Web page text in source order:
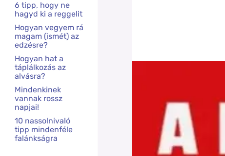
6 tipp, hogy ne
hagyd ki a reggelit
Hogyan vegyem rá
magam (ismét) az
edzésre?
Hogyan hat a
táplálkozás az
alvásra?
Mindenkinek
vannak rossz
napjai!
10 nassolnivaló
tipp mindenféle
falánkságra